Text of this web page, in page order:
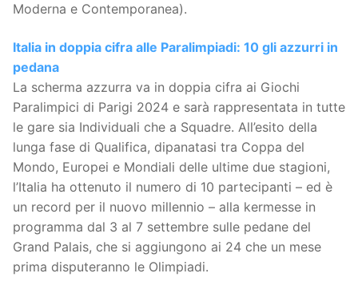
Moderna e Contemporanea).
Italia in doppia cifra alle Paralimpiadi: 10 gli azzurri in
pedana
La scherma azzurra va in doppia cifra ai Giochi
Paralimpici di Parigi 2024 e sarà rappresentata in tutte
le gare sia Individuali che a Squadre. All’esito della
lunga fase di Qualifica, dipanatasi tra Coppa del
Mondo, Europei e Mondiali delle ultime due stagioni,
l’Italia ha ottenuto il numero di 10 partecipanti – ed è
un record per il nuovo millennio – alla kermesse in
programma dal 3 al 7 settembre sulle pedane del
Grand Palais, che si aggiungono ai 24 che un mese
prima disputeranno le Olimpiadi.